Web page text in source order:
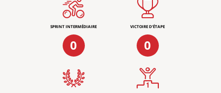
SPRINT INTERMÉDIAIRE
0
VICTOIRE D'ÉTAPE
0